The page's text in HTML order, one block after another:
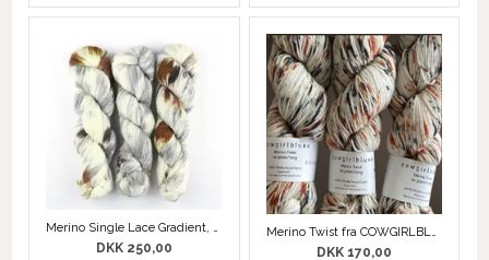
Merino Single Lace Gradient, Håndfarvet COWGIRLBLUES
DKK 250,00 DKK 170,00